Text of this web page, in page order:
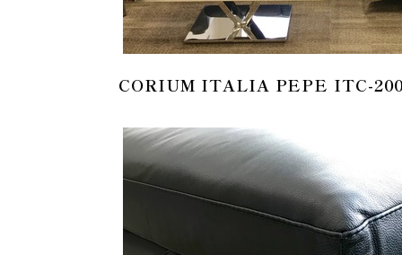
CORIUM ITALIA PEPE ITC-